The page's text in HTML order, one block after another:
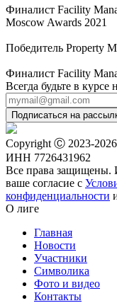
Финалист Facility
Moscow Awards 2021
Победитель Property
Финалист Facility
Всегда будьте в курсе
Подписаться на
Copyright Ⓒ 2023-
ИНН 7726431962
Все права защищены.
ваше согласие с
конфиденциальности
О лиге
Главная
Новости
Участники
Символика
Фото и видео
Контакты